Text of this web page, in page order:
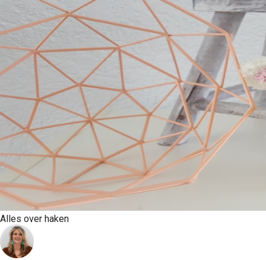
Alles over haken